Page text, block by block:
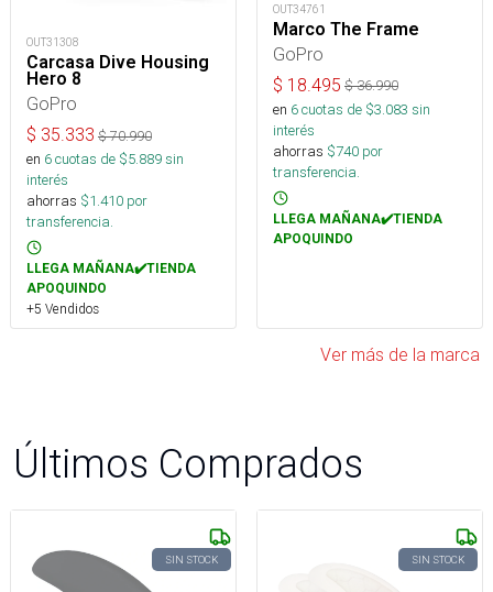
OUT31308
Carcasa Dive Housing
Hero 8
GoPro
$ 35.333 $70.990
en 6cuotas de $5.889sin
interés
ahorras $1.410 por
transferencia.
LLEGA MAÑANA✔️TIENDA
APOQUINDO
+5 Vendidos
OUT34761
Marco The Frame
GoPro
$ 18.495 $36.990
en 6cuotas de $3.083 sin
interés
ahorras $740 por
transferencia.
LLEGA MAÑANA✔️TIENDA
APOQUINDO
Ver más de la marca
Últimos Comprados
SIN STOCK SIN STOCK